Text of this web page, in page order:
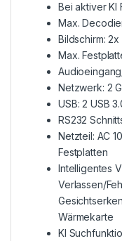
Bei aktiver KI
Max.
Bildschirm: 2x
Max.
Netzwerk: 2
USB: 2 USB
RS232
Netzteil: AC
Festplatten
Intelligentes
Verlassen/
Wärmekarte
KI